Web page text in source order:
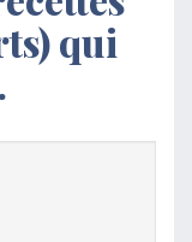
qui